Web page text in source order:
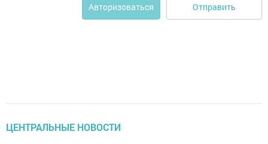
Авторизоваться Отправить
ЦЕНТРАЛЬНЫЕ НОВОСТИ